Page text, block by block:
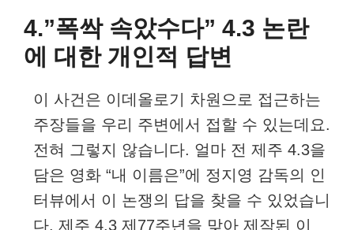
4.”폭싹 속았수다” 4.3 논란
에 대한 개인적 답변
이 사건은 이데올로기 차원으로 접근하는
주장들을 우리 주변에서 접할 수 있는데요.
전혀 그렇지 않습니다. 얼마 전 제주 4.3을
담은 영화 “내 이름은”에 정지영 감독의 인
터뷰에서 이 논쟁의 답을 찾을 수 있었습니
다. 제주 4.3 제77주년을 맞아 제작된 이